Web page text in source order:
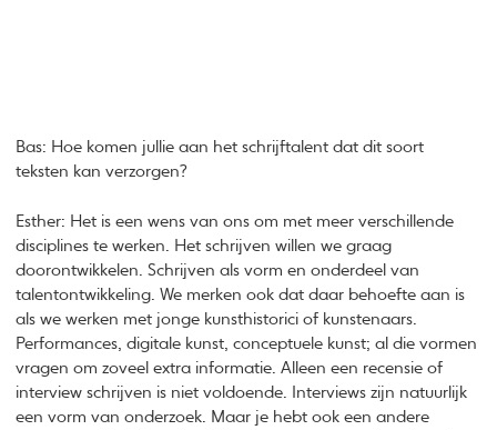
Bas: Hoe komen jullie aan het schrijftalent dat dit soort
teksten kan verzorgen?
Esther: Het is een wens van ons om met meer verschillende
disciplines te werken. Het schrijven willen we graag
doorontwikkelen. Schrijven als vorm en onderdeel van
talentontwikkeling. We merken ook dat daar behoefte aan is
als we werken met jonge kunsthistorici of kunstenaars.
Performances, digitale kunst, conceptuele kunst; al die vormen
vragen om zoveel extra informatie. Alleen een recensie of
interview schrijven is niet voldoende. Interviews zijn natuurlijk
een vorm van onderzoek. Maar je hebt ook een andere